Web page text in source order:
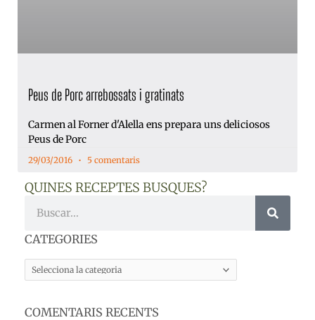
Peus de Porc arrebossats i gratinats
Carmen al Forner d'Alella ens prepara uns deliciosos
Peus de Porc
29/03/2016 5 comentaris
QUINES RECEPTES BUSQUES?
CATEGORIES
CATEGORIES
COMENTARIS RECENTS